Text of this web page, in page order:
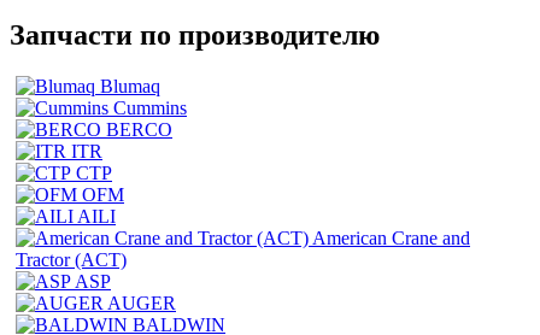
Запчасти по производителю
Blumaq
Cummins
BERCO
ITR
CTP
OFM
AILI
American Crane and
Tractor (ACT)
ASP
AUGER
BALDWIN